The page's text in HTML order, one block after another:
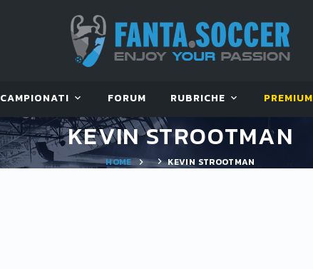
CAMPIONATI FORUM RUBRICHE PREMIUM
KEVIN STROOTMAN
HOME KEVIN STROOTMAN